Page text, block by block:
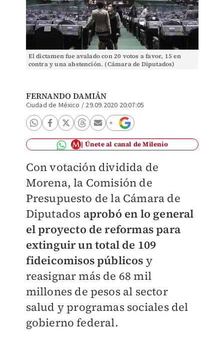
El dictamen fue avalado con 20 votos a favor, 15 en
contra y una abstención. (Cámara de Diputados)
FERNANDO DAMIÁN
Ciudad de México / 29.09.2020 20:07:05
Únete al canal de Milenio
Con votación dividida de
Morena, la Comisión de
Presupuesto de la Cámara de
Diputados aprobó en lo general
el proyecto de reformas para
extinguir un total de 109
fideicomisos públicos y
reasignar más de 68 mil
millones de pesos al sector
salud y programas sociales del
gobierno federal.